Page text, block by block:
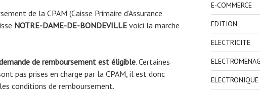
de la CPAM (Caisse Primaire d’Assurance
NOTRE-DAME-DE-BONDEVILLE voici la marche
de remboursement est éligible. Certaines
pas prises en charge par la CPAM, il est donc
conditions de remboursement.
E-COMMERCE
EDITION
ELECTRICITE